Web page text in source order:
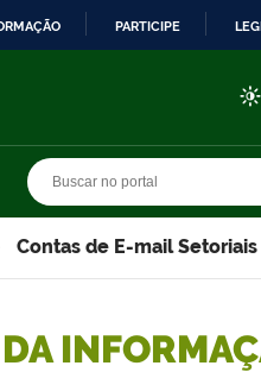
PARTICIPE
Contas de E-mail Setoriais